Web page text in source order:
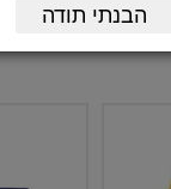
הבנתי תודה